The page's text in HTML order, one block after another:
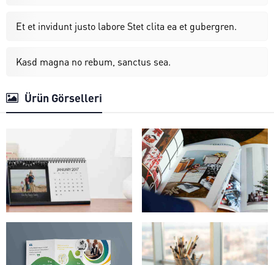
Et et invidunt justo labore Stet clita ea et gubergren.
Kasd magna no rebum, sanctus sea.
Ürün Görselleri